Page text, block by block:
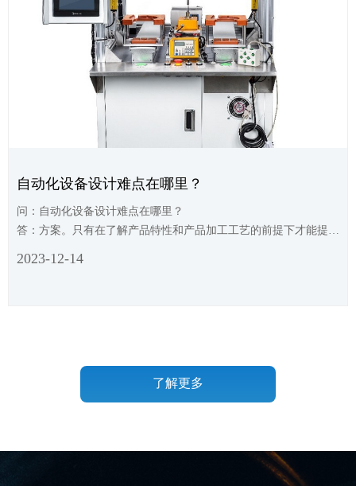
了解更多
自动化设备设计难点在哪里？
问：自动化设备设计难点在哪里？
答：方案。只有在了解产品特性和产品加工工艺的前提下才能提出
2023-12-14